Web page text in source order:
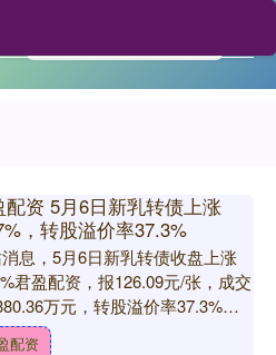
配资 5月6日新乳转债上涨
，转股溢价率37.3%
息，5月6日新乳转债收盘上涨
君盈配资，报126.09元/张，成交
万元，转股溢价率37.3%。
示，新乳转债信用级别为“AA....
配资